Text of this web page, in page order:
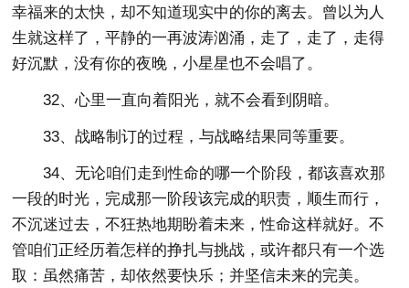
幸福来的太快，却不知道现实中的你的离去。曾以为人
生就这样了，平静的一再波涛汹涌，走了，走了，走得
好沉默，没有你的夜晚，小星星也不会唱了。
32、心里一直向着阳光，就不会看到阴暗。
33、战略制订的过程，与战略结果同等重要。
34、无论咱们走到性命的哪一个阶段，都该喜欢那
一段的时光，完成那一阶段该完成的职责，顺生而行，
不沉迷过去，不狂热地期盼着未来，性命这样就好。不
管咱们正经历着怎样的挣扎与挑战，或许都只有一个选
取：虽然痛苦，却依然要快乐；并坚信未来的完美。